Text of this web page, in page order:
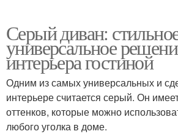
Серый диван:
универсальное
интерьера гостиной
Одним из самых универсальных и
интерьере считается серый. Он
оттенков, которые можно
любого уголка в доме.